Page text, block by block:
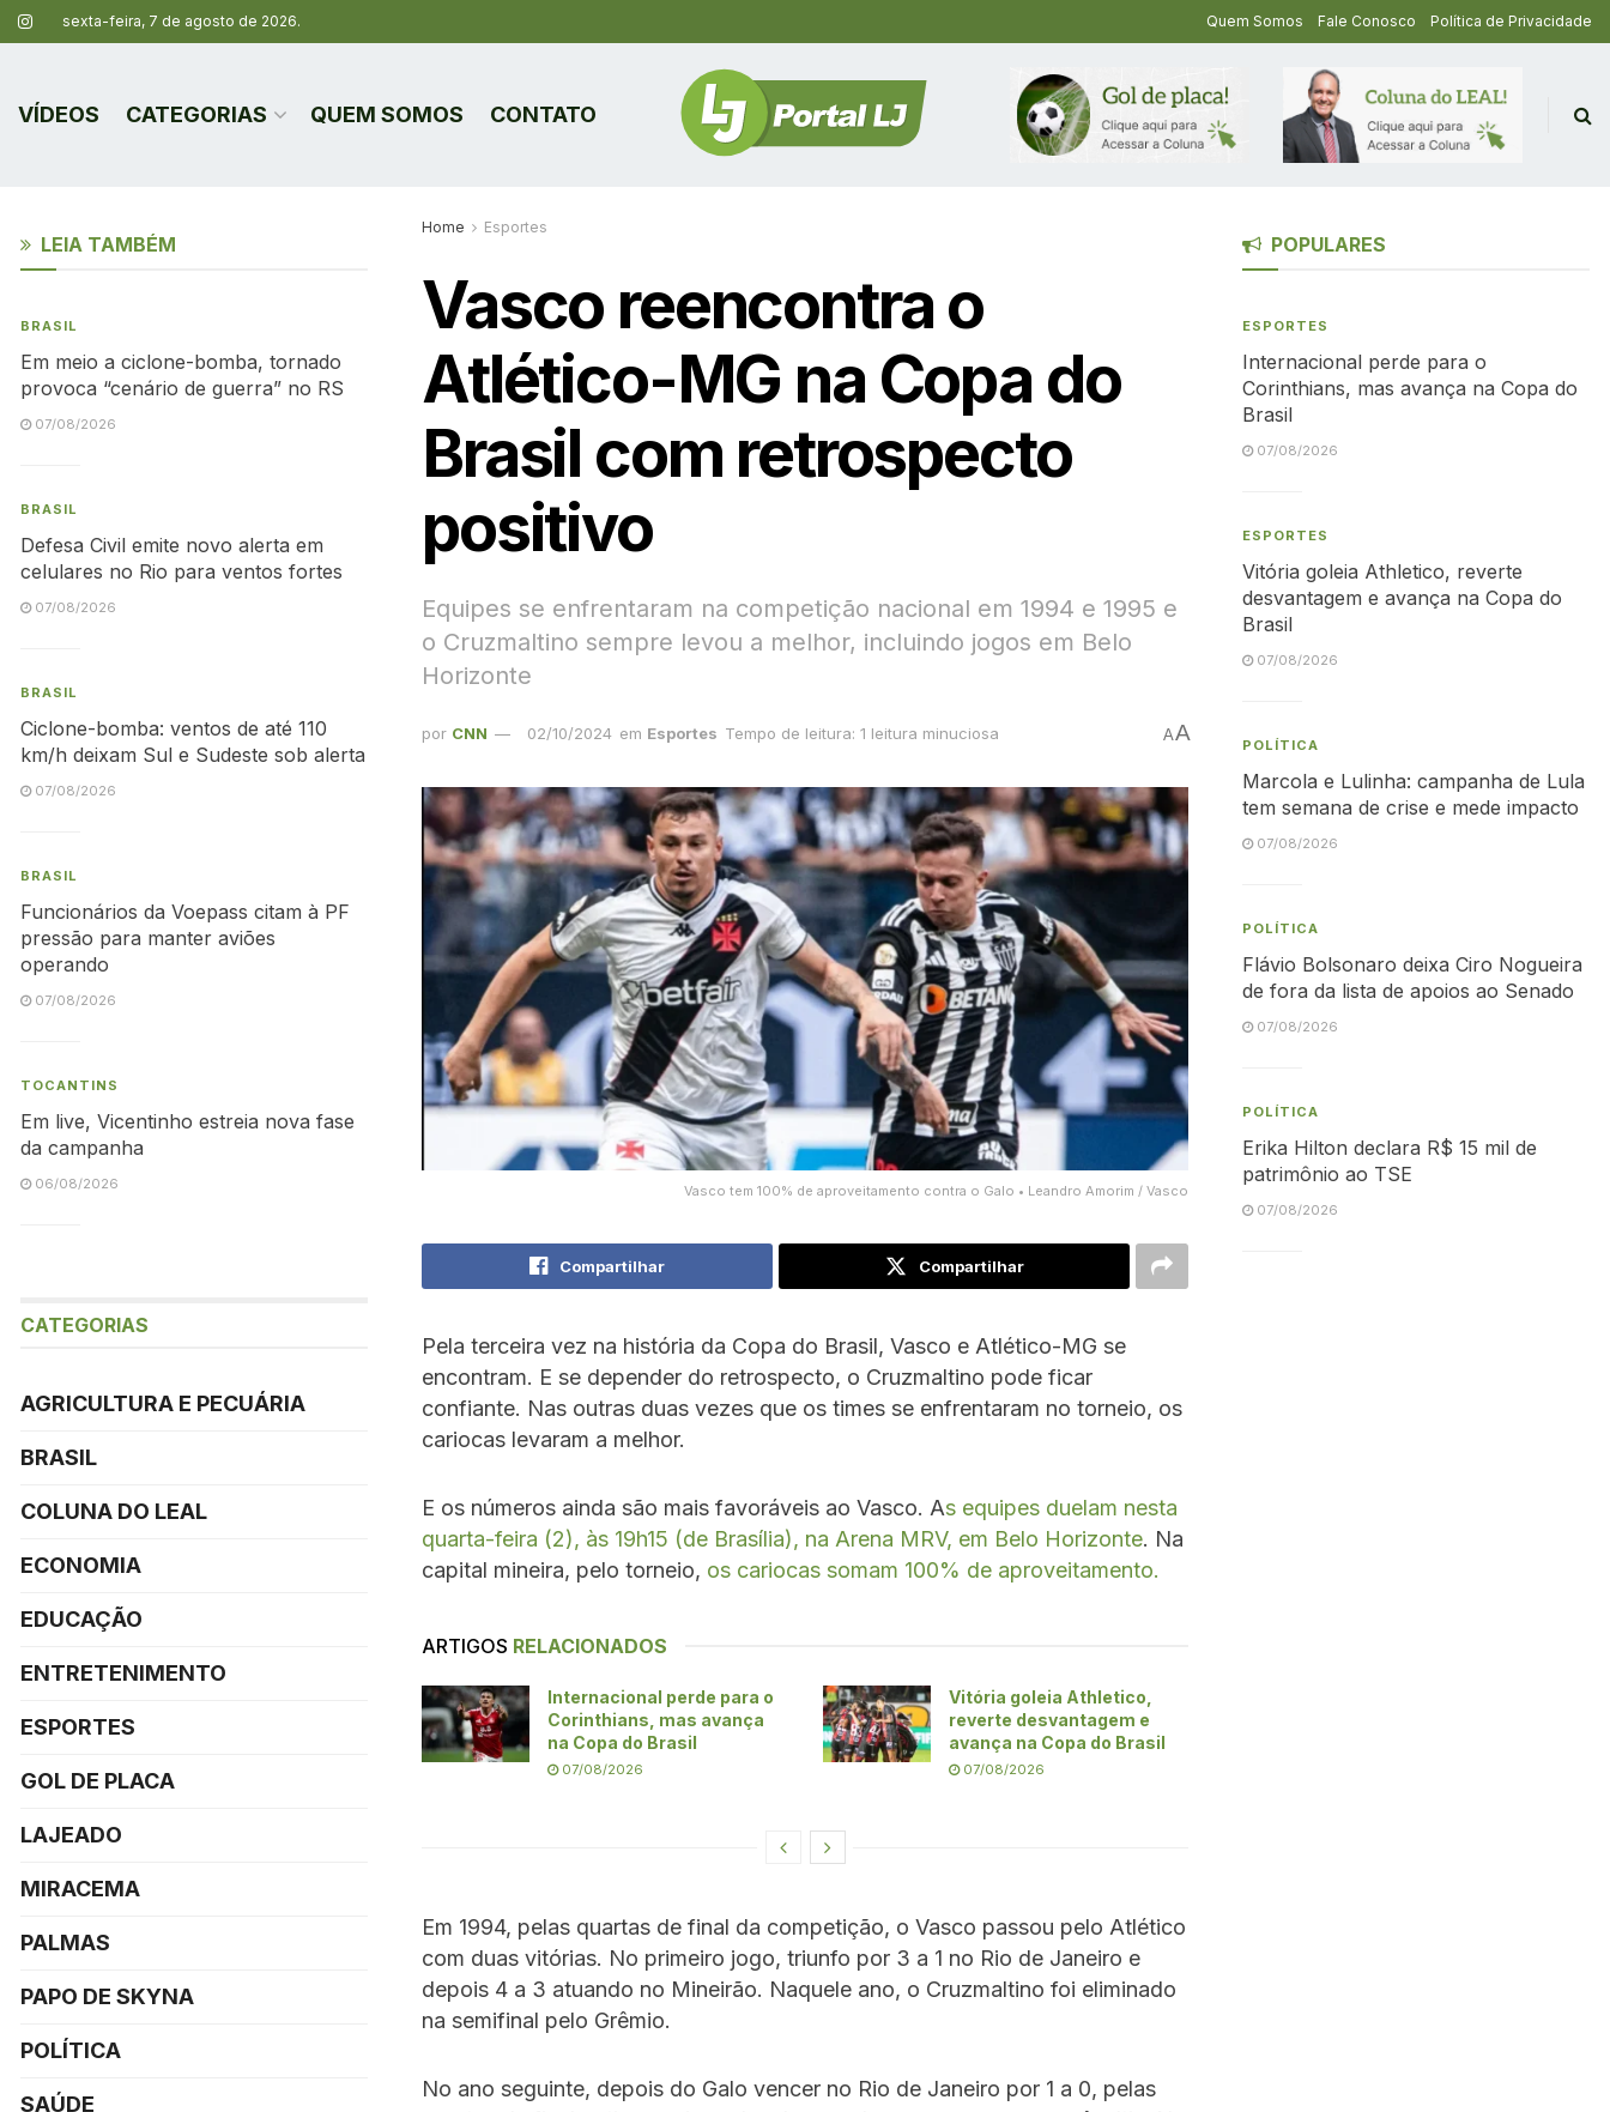
sexta-feira, 7 de agosto de 2026. Quem Somos Fale Conosco Política de Privacidade
VÍDEOS CATEGORIAS QUEM SOMOS CONTATO
Home Esportes
Vasco reencontra o
Atlético-MG na Copa do
Brasil com retrospecto
positivo
Equipes se enfrentaram na competição nacional em 1994 e 1995 e
o Cruzmaltino sempre levou a melhor, incluindo jogos em Belo
Horizonte
por CNN 02/10/2024 em Esportes Tempo de leitura: 1 leitura minuciosa AA
Vasco tem 100% de aproveitamento contra o Galo • Leandro Amorim / Vasco
Compartilhar Compartilhar
Pela terceira vez na história da Copa do Brasil, Vasco e Atlético-MG se
encontram. E se depender do retrospecto, o Cruzmaltino pode ficar
confiante. Nas outras duas vezes que os times se enfrentaram no torneio, os
cariocas levaram a melhor.
E os números ainda são mais favoráveis ao Vasco. As equipes duelam nesta
quarta-feira (2), às 19h15 (de Brasília), na Arena MRV, em Belo Horizonte. Na
capital mineira, pelo torneio, os cariocas somam 100% de aproveitamento.
ARTIGOS RELACIONADOS
Internacional perde para o
Corinthians, mas avança
na Copa do Brasil
07/08/2026
Vitória goleia Athletico,
reverte desvantagem e
avança na Copa do Brasil
07/08/2026
Em 1994, pelas quartas de final da competição, o Vasco passou pelo Atlético
com duas vitórias. No primeiro jogo, triunfo por 3 a 1 no Rio de Janeiro e
depois 4 a 3 atuando no Mineirão. Naquele ano, o Cruzmaltino foi eliminado
na semifinal pelo Grêmio.
No ano seguinte, depois do Galo vencer no Rio de Janeiro por 1 a 0, pelas
LEIA TAMBÉM
BRASIL
Em meio a ciclone-bomba, tornado
provoca “cenário de guerra” no RS
07/08/2026
BRASIL
Defesa Civil emite novo alerta em
celulares no Rio para ventos fortes
07/08/2026
BRASIL
Ciclone-bomba: ventos de até 110
km/h deixam Sul e Sudeste sob alerta
07/08/2026
BRASIL
Funcionários da Voepass citam à PF
pressão para manter aviões
operando
07/08/2026
TOCANTINS
Em live, Vicentinho estreia nova fase
da campanha
06/08/2026
CATEGORIAS
AGRICULTURA E PECUÁRIA
BRASIL
COLUNA DO LEAL
ECONOMIA
EDUCAÇÃO
ENTRETENIMENTO
ESPORTES
GOL DE PLACA
LAJEADO
MIRACEMA
PALMAS
PAPO DE SKYNA
POLÍTICA
SAÚDE
POPULARES
ESPORTES
Internacional perde para o
Corinthians, mas avança na Copa do
Brasil
07/08/2026
ESPORTES
Vitória goleia Athletico, reverte
desvantagem e avança na Copa do
Brasil
07/08/2026
POLÍTICA
Marcola e Lulinha: campanha de Lula
tem semana de crise e mede impacto
07/08/2026
POLÍTICA
Flávio Bolsonaro deixa Ciro Nogueira
de fora da lista de apoios ao Senado
07/08/2026
POLÍTICA
Erika Hilton declara R$ 15 mil de
patrimônio ao TSE
07/08/2026